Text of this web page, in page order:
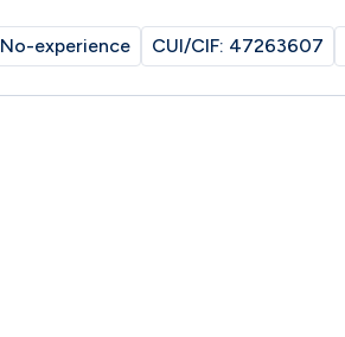
No-experience CUI/CIF: 47263607